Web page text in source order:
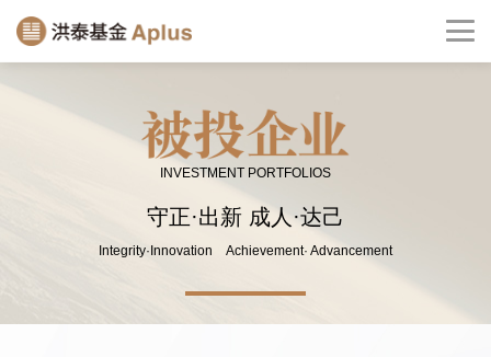
INVESTMENT PORTFOLIOS
守正·出新 成人·达己
Integrity·Innovation Achievement· Advancement